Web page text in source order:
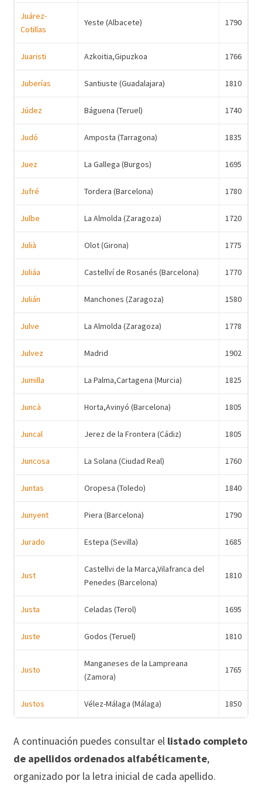
Juárez-
Cotillas
Yeste (Albacete) 1790
Juaristi Azkoitia,Gipuzkoa 1766
Juberías Santiuste (Guadalajara) 1810
Júdez Báguena (Teruel) 1740
Judó Amposta (Tarragona) 1835
Juez La Gallega (Burgos) 1695
Jufré Tordera (Barcelona) 1780
Julbe La Almolda (Zaragoza) 1720
Julià Olot (Girona) 1775
Juliáa Castellví de Rosanés (Barcelona) 1770
Julián Manchones (Zaragoza) 1580
Julve La Almolda (Zaragoza) 1778
Julvez Madrid 1902
Jumilla La Palma,Cartagena (Murcia) 1825
Juncà Horta,Avinyó (Barcelona) 1805
Juncal Jerez de la Frontera (Cádiz) 1805
Juncosa La Solana (Ciudad Real) 1760
Juntas Oropesa (Toledo) 1840
Junyent Piera (Barcelona) 1790
Jurado Estepa (Sevilla) 1685
Just
Castellvi de la Marca,Vilafranca del
Penedes (Barcelona)
1810
Justa Celadas (Terol) 1695
Juste Godos (Teruel) 1810
Justo
Manganeses de la Lampreana
(Zamora)
1765
Justos Vélez-Málaga (Málaga) 1850
A continuación puedes consultar el listado completo
de apellidos ordenados alfabéticamente,
organizado por la letra inicial de cada apellido.